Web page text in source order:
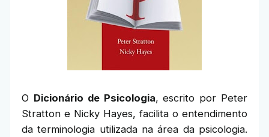
O Dicionário de Psicologia, escrito por Peter
Stratton e Nicky Hayes, facilita o entendimento
da terminologia utilizada na área da psicologia.